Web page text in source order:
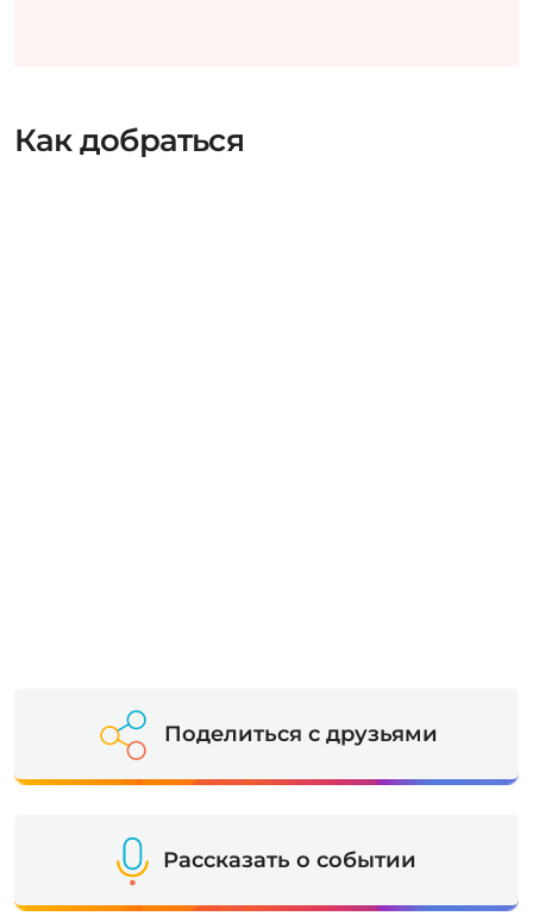
Как добраться
Поделиться с друзьями
Рассказать о событии